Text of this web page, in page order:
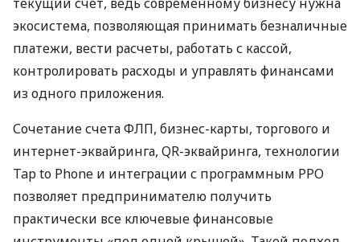
экосистема, позволяющая принимать безналичные
платежи, вести расчеты, работать с кассой,
контролировать расходы и управлять финансами
из одного приложения.
Сочетание счета ФЛП, бизнес-карты, торгового и
интернет-эквайринга, QR-эквайринга, технологии
Tap to Phone и интеграции с программным РРО
позволяет предпринимателю получить
практически все ключевые финансовые